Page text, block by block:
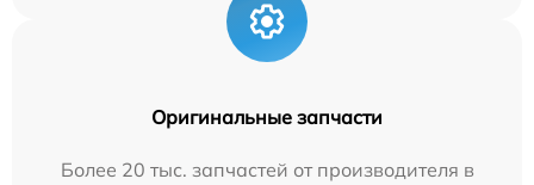
Оригинальные запчасти
Более 20 тыс. запчастей от производителя в